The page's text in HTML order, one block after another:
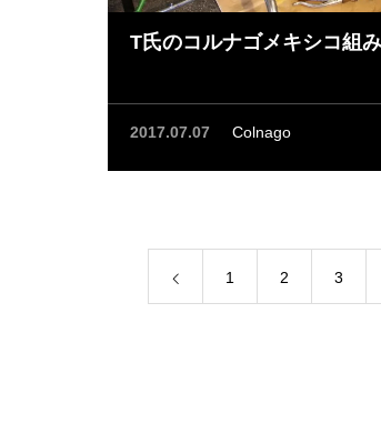
T氏のコルナゴメキシコ組
2017.07.07 Colnago
1 2 3